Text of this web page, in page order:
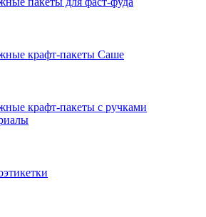
крафт-пакеты Саше
крафт-пакеты с ручками